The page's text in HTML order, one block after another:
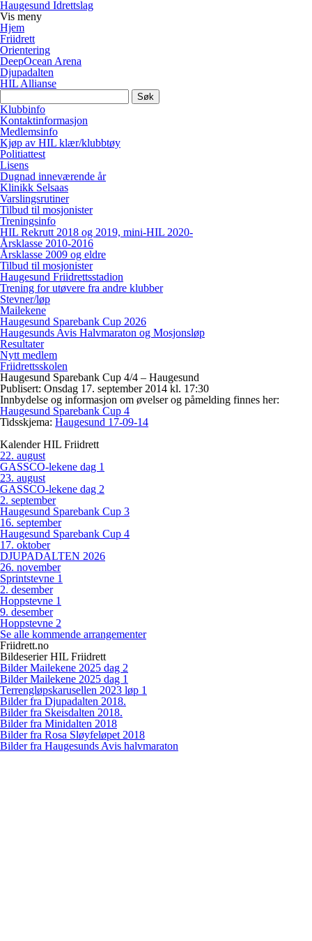
Haugesund Idrettslag
Vis meny
Hjem
Friidrett
Orientering
DeepOcean Arena
Djupadalten
HIL Allianse
Søk
etter:
Klubbinfo
Kontaktinformasjon
Medlemsinfo
Kjøp av HIL klær/klubbtøy
Politiattest
Lisens
Dugnad inneværende år
Klinikk Selsaas
Varslingsrutiner
Tilbud til mosjonister
Treningsinfo
HIL Rekrutt 2018 og 2019, mini-HIL 2020-
Årsklasse 2010-2016
Årsklasse 2009 og eldre
Tilbud til mosjonister
Haugesund Friidrettsstadion
Trening for utøvere fra andre klubber
Stevner/løp
Mailekene
Haugesund Sparebank Cup 2026
Haugesunds Avis Halvmaraton og Mosjonsløp
Resultater
Nytt medlem
Friidrettsskolen
Haugesund Sparebank Cup 4/4 – Haugesund
Publisert: Onsdag 17. september 2014 kl. 17:30
Innbydelse og informasjon om øvelser og påmelding finnes her:
Haugesund Sparebank Cup 4
Tidsskjema: Haugesund 17-09-14
Kalender HIL Friidrett
22. august
GASSCO-lekene dag 1
23. august
GASSCO-lekene dag 2
2. september
Haugesund Sparebank Cup 3
16. september
Haugesund Sparebank Cup 4
17. oktober
DJUPADALTEN 2026
26. november
Sprintstevne 1
2. desember
Hoppstevne 1
9. desember
Hoppstevne 2
Se alle kommende arrangementer
Friidrett.no
Bildeserier HIL Friidrett
Bilder Mailekene 2025 dag 2
Bilder Mailekene 2025 dag 1
Terrengløpskarusellen 2023 løp 1
Bilder fra Djupadalten 2018.
Bilder fra Skeisdalten 2018.
Bilder fra Minidalten 2018
Bilder fra Rosa Sløyfeløpet 2018
Bilder fra Haugesunds Avis halvmaraton